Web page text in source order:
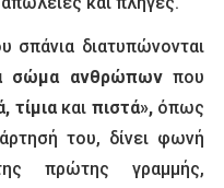
σπάνια διατυπώνονται
σώμα ανθρώπωνπου
τίμιακαι πιστά»,όπως
του, δίνει φωνή
πρώτης γραμμής,